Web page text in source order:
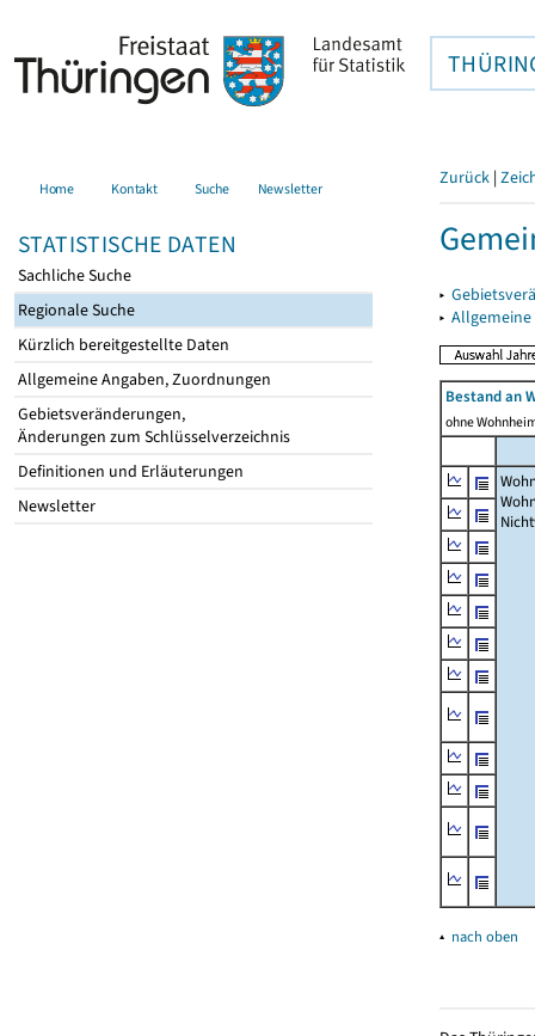
Home Kontakt Suche Newsletter
STATISTISCHE DATEN
Sachliche Suche
Regionale Suche
Kürzlich bereitgestellte Daten
Allgemeine Angaben, Zuordnungen
Gebietsveränderungen,
Änderungen zum Schlüsselverzeichnis
Definitionen und Erläuterungen
Newsletter
Zurück |
▸
▸
Bestand an
ohne
▴ nach oben